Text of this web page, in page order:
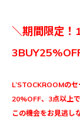
＼期間限定！
L’STOCKROOMの
20%OFF、3点以上
この機会をお見逃し